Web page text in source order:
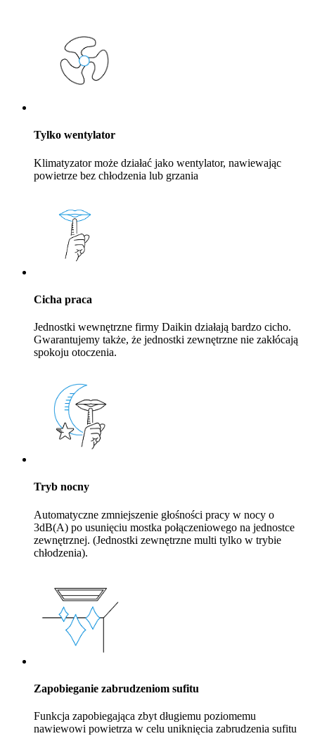
Tylko wentylator
Klimatyzator może działać jako wentylator, nawiewając
powietrze bez chłodzenia lub grzania
Cicha praca
Jednostki wewnętrzne firmy Daikin działają bardzo cicho.
Gwarantujemy także, że jednostki zewnętrzne nie zakłócają
spokoju otoczenia.
Tryb nocny
Automatyczne zmniejszenie głośności pracy w nocy o
3dB(A) po usunięciu mostka połączeniowego na jednostce
zewnętrznej. (Jednostki zewnętrzne multi tylko w trybie
chłodzenia).
Zapobieganie zabrudzeniom sufitu
Funkcja zapobiegająca zbyt długiemu poziomemu
nawiewowi powietrza w celu uniknięcia zabrudzenia sufitu